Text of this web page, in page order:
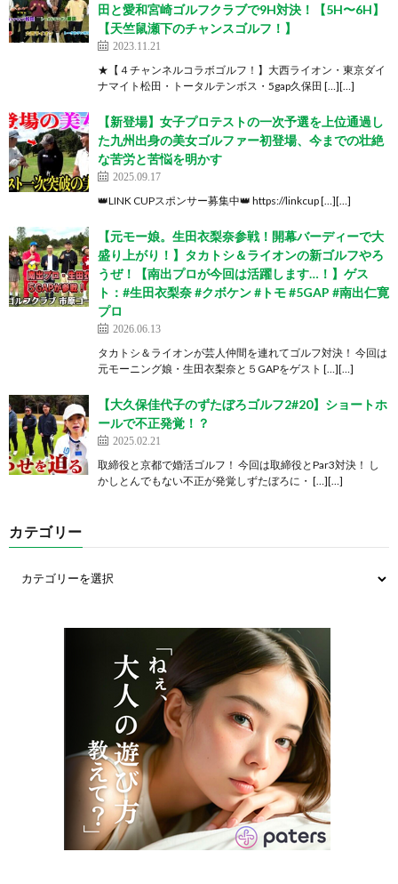
田と愛和宮崎ゴルフクラブで9H対決！【5H〜6H】
【天竺鼠瀬下のチャンスゴルフ！】
2023.11.21
★【４チャンネルコラボゴルフ！】大西ライオン・東京ダイ
ナマイト松田・トータルテンボス・5gap久保田 […][…]
【新登場】女子プロテストの一次予選を上位通過し
た九州出身の美女ゴルファー初登場、今までの壮絶
な苦労と苦悩を明かす
2025.09.17
👑LINK CUPスポンサー募集中👑 https://linkcup […][…]
【元モー娘。生田衣梨奈参戦！開幕バーディーで大
盛り上がり！】タカトシ＆ライオンの新ゴルフやろ
うぜ！【南出プロが今回は活躍します…！】ゲス
ト：#生田衣梨奈 #クボケン #トモ #5GAP #南出仁寛
プロ
2026.06.13
タカトシ＆ライオンが芸人仲間を連れてゴルフ対決！ 今回は
元モーニング娘・生田衣梨奈と５GAPをゲスト […][…]
【大久保佳代子のずたぼろゴルフ2#20】ショートホ
ールで不正発覚！？
2025.02.21
取締役と京都で婚活ゴルフ！ 今回は取締役とPar3対決！ し
かしとんでもない不正が発覚しずたぼろに・ […][…]
カテゴリー